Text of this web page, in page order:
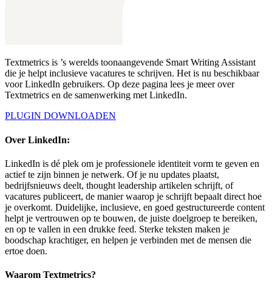
Textmetrics is ’s werelds toonaangevende Smart Writing Assistant
die je helpt inclusieve vacatures te schrijven. Het is nu beschikbaar
voor LinkedIn gebruikers. Op deze pagina lees je meer over
Textmetrics en de samenwerking met LinkedIn.
PLUGIN DOWNLOADEN
Over LinkedIn:
LinkedIn is dé plek om je professionele identiteit vorm te geven en
actief te zijn binnen je netwerk. Of je nu updates plaatst,
bedrijfsnieuws deelt, thought leadership artikelen schrijft, of
vacatures publiceert, de manier waarop je schrijft bepaalt direct hoe
je overkomt. Duidelijke, inclusieve, en goed gestructureerde content
helpt je vertrouwen op te bouwen, de juiste doelgroep te bereiken,
en op te vallen in een drukke feed. Sterke teksten maken je
boodschap krachtiger, en helpen je verbinden met de mensen die
ertoe doen.
Waarom Textmetrics?